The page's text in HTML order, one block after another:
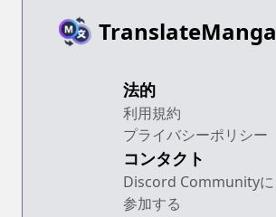
TranslateManga
法的
利用規約
プライバシーポリシー
コンタクト
Discord Communityに
参加する